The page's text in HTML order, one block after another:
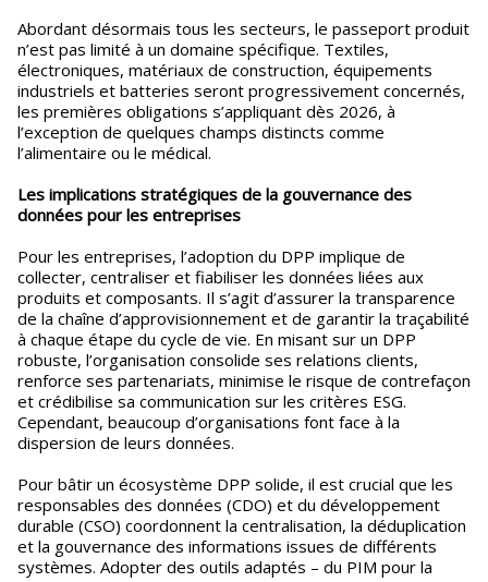
Abordant désormais tous les secteurs, le passeport produit
n’est pas limité à un domaine spécifique. Textiles,
électroniques, matériaux de construction, équipements
industriels et batteries seront progressivement concernés,
les premières obligations s’appliquant dès 2026, à
l’exception de quelques champs distincts comme
l’alimentaire ou le médical.
Les implications stratégiques de la gouvernance des
données pour les entreprises
Pour les entreprises, l’adoption du DPP implique de
collecter, centraliser et fiabiliser les données liées aux
produits et composants. Il s’agit d’assurer la transparence
de la chaîne d’approvisionnement et de garantir la traçabilité
à chaque étape du cycle de vie. En misant sur un DPP
robuste, l’organisation consolide ses relations clients,
renforce ses partenariats, minimise le risque de contrefaçon
et crédibilise sa communication sur les critères ESG.
Cependant, beaucoup d’organisations font face à la
dispersion de leurs données.
Pour bâtir un écosystème DPP solide, il est crucial que les
responsables des données (CDO) et du développement
durable (CSO) coordonnent la centralisation, la déduplication
et la gouvernance des informations issues de différents
systèmes. Adopter des outils adaptés – du PIM pour la